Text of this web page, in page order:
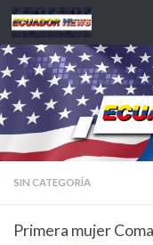
Saltar al contenido
SIN CATEGORÍA
Primera mujer